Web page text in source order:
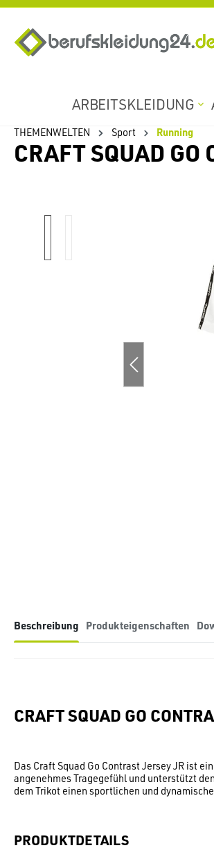
ARBEITSKLEIDUNG
THEMENWELTEN Sport Running
CRAFT SQUAD GO
Beschreibung Produkteigenschaften
CRAFT SQUAD GO
Das Craft Squad Go Contrast Jersey JR ist
angenehmes Tragegefühl und unterstützt
dem Trikot einen sportlichen und
PRODUKTDETAILS